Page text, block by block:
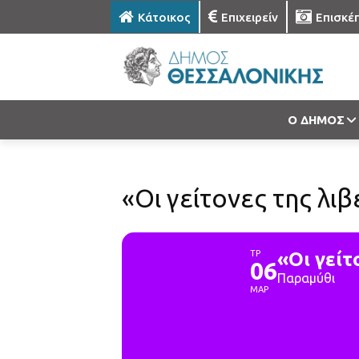
Κάτοικος Επιχειρείν
Ο ΔΗΜΟΣ
«Οι γείτονες της
ΤΡ
06
ΜΑΡ
«Οι
Παραμύθι